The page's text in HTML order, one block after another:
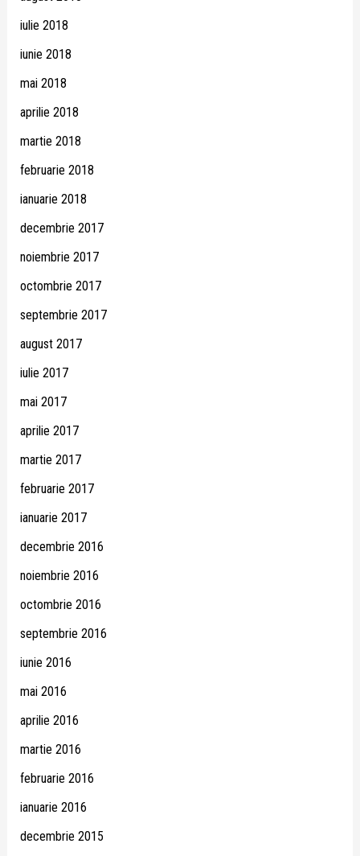
iulie 2018
iunie 2018
mai 2018
aprilie 2018
martie 2018
februarie 2018
ianuarie 2018
decembrie 2017
noiembrie 2017
octombrie 2017
septembrie 2017
august 2017
iulie 2017
mai 2017
aprilie 2017
martie 2017
februarie 2017
ianuarie 2017
decembrie 2016
noiembrie 2016
octombrie 2016
septembrie 2016
iunie 2016
mai 2016
aprilie 2016
martie 2016
februarie 2016
ianuarie 2016
decembrie 2015